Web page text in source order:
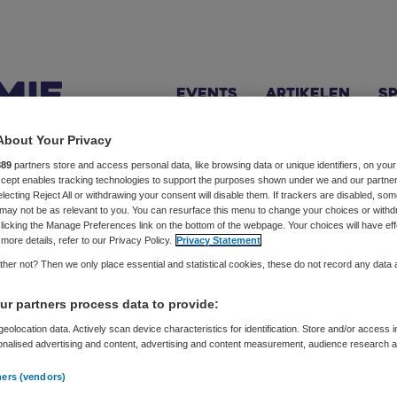
Events Artikelen
en bekend als een van de invloedrijkste denkers over
van David Allen & Co en een van de meest invloedrijke
dan twintig jaar ervaring als managementconsultant
mensen geïnspireerd met zijn Getting Things Done
zijn verkocht. Zijn aanpak voor time management
Your Privacy
partners store and access personal data, like browsing data or unique identifiers, on your
enables tracking technologies to support the purposes shown under we and our
Reject All or withdrawing your consent will disable them. If trackers are disabled,
not be as relevant to you. You can resurface this menu to change your choices or
the Manage Preferences link on the bottom of the webpage. Your choices will have
details, refer to our Privacy Policy. Privacy Statement
not? Then we only place essential and statistical cookies, these do not record any data
partners process data to provide:
data. Actively scan device characteristics for identification. Store and/or access
advertising and content, advertising and content measurement, audience research
(vendors)